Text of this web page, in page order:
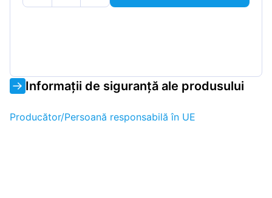
Informații de siguranță ale produsului
Producător/Persoană responsabilă în UE